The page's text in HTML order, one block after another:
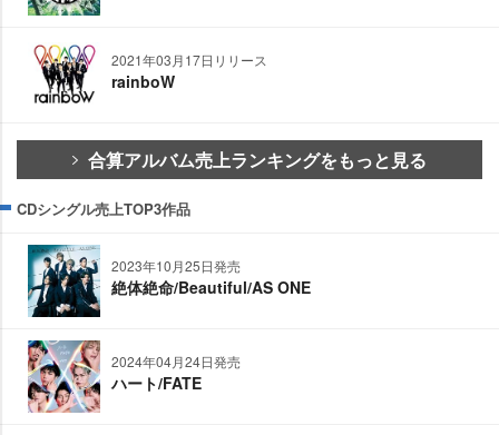
2021年03月17日リリース
rainboW
合算アルバム売上ランキングをもっと見る
CDシングル売上TOP3作品
2023年10月25日発売
絶体絶命/Beautiful/AS ONE
2024年04月24日発売
ハート/FATE